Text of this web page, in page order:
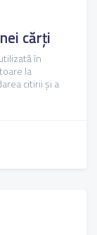
cărți
în
la
citirii și a